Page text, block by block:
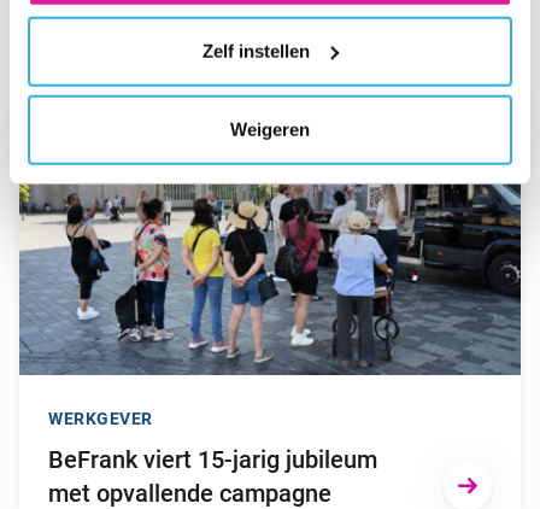
Zelf instellen
Weigeren
Ook interessant
BeFrank viert 15-jarig jubileum
met opvallende campagne
WERKGEVER